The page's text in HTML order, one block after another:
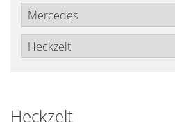
Heckzelt